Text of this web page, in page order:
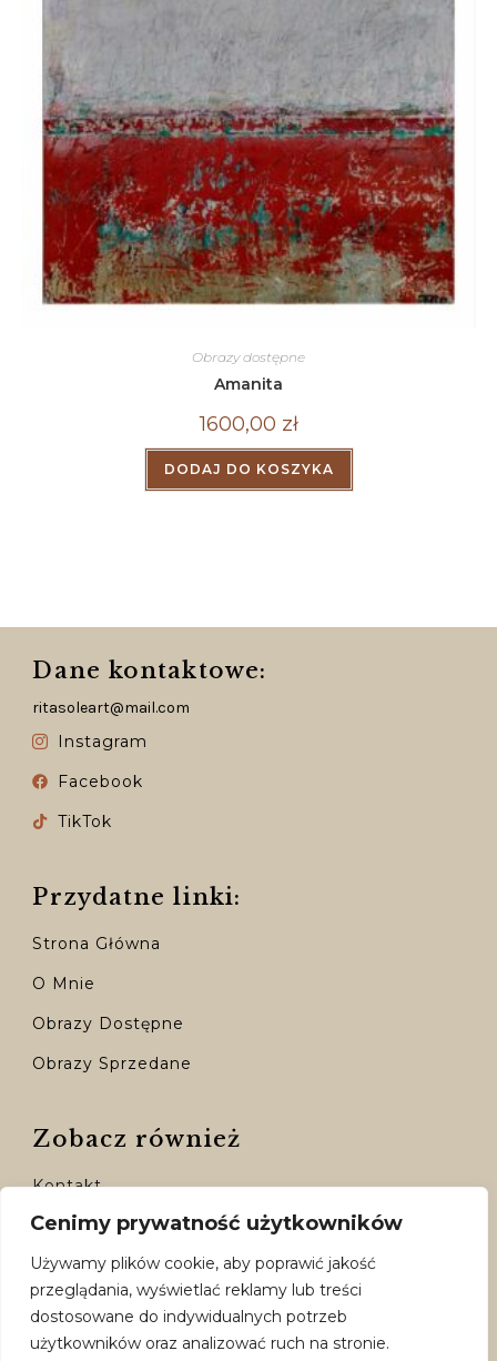
Cenimy prywatność użytkowników
Używamy plików cookie, aby poprawić jakość
przeglądania, wyświetlać reklamy lub treści
dostosowane do indywidualnych potrzeb
użytkowników oraz analizować ruch na stronie.
Obrazy dostępne
Amanita
1600,00 zł
DODAJ DO KOSZYKA
Dane kontaktowe:
ritasoleart@mail.com
Instagram
Facebook
TikTok
Przydatne linki:
Strona Główna
O Mnie
Obrazy Dostępne
Obrazy Sprzedane
Zobacz również
Kontakt
Moje Konto
Dostępne Formy Płatności
Polityka Prywatności
Regulamin